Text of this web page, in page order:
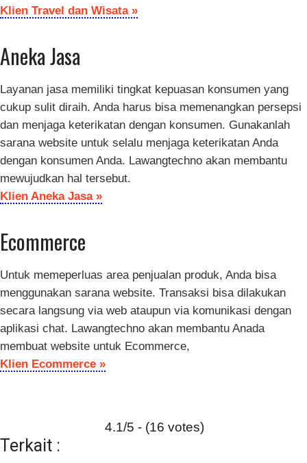
Klien Travel dan Wisata »
Aneka Jasa
Layanan jasa memiliki tingkat kepuasan konsumen yang
cukup sulit diraih. Anda harus bisa memenangkan persepsi
dan menjaga keterikatan dengan konsumen. Gunakanlah
sarana website untuk selalu menjaga keterikatan Anda
dengan konsumen Anda. Lawangtechno akan membantu
mewujudkan hal tersebut.
Klien Aneka Jasa »
Ecommerce
Untuk memeperluas area penjualan produk, Anda bisa
menggunakan sarana website. Transaksi bisa dilakukan
secara langsung via web ataupun via komunikasi dengan
aplikasi chat. Lawangtechno akan membantu Anada
membuat website untuk Ecommerce,
Klien Ecommerce »
4.1/5 - (16 votes)
Terkait :